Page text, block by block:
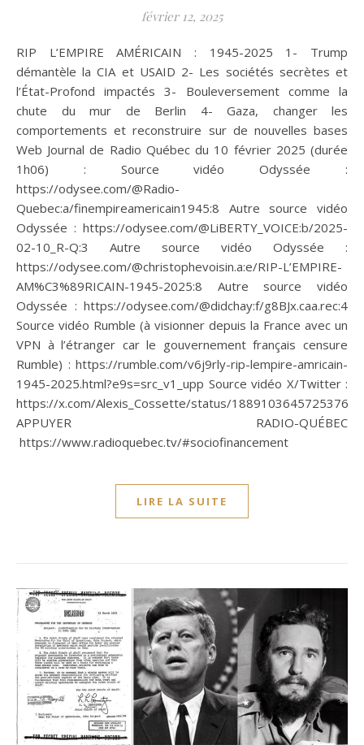
février 12, 2025
RIP L’EMPIRE AMÉRICAIN : 1945-2025 1- Trump
démantèle la CIA et USAID 2- Les sociétés secrètes et
l’État-Profond impactés 3- Bouleversement comme la
chute du mur de Berlin 4- Gaza, changer les
comportements et reconstruire sur de nouvelles bases
Web Journal de Radio Québec du 10 février 2025 (durée
1h06) : Source vidéo Odyssée :
https://odysee.com/@Radio-
Quebec:a/finempireamericain1945:8 Autre source vidéo
Odyssée : https://odysee.com/@LiBERTY_VOICE:b/2025-
02-10_R-Q:3 Autre source vidéo Odyssée :
https://odysee.com/@christophevoisin.a:e/RIP-L’EMPIRE-
AM%C3%89RICAIN-1945-2025:8 Autre source vidéo
Odyssée : https://odysee.com/@didchay:f/g8BJx.caa.rec:4
Source vidéo Rumble (à visionner depuis la France avec un
VPN à l’étranger car le gouvernement français censure
Rumble) : https://rumble.com/v6j9rly-rip-lempire-amricain-
1945-2025.html?e9s=src_v1_upp Source vidéo X/Twitter :
https://x.com/Alexis_Cossette/status/
APPUYER RADIO-QUÉBEC
https://www.radioquebec.tv/#sociofinancement
LIRE LA SUITE